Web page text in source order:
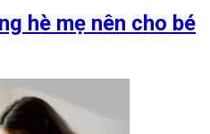
hè mẹ nên cho bé